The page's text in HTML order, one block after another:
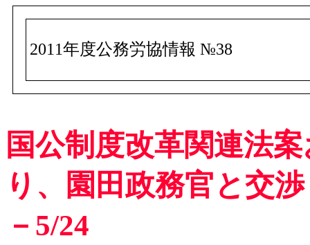
2011年度公務労協情報 №38
国公制度改革関連法
り、園田政務官と交
－5/24